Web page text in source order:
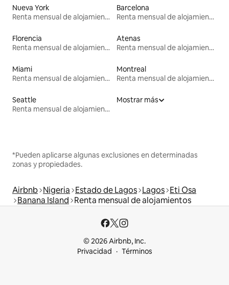
Nueva York
Renta mensual de alojamientos
Barcelona
Renta mensual de alojamientos
Florencia
Renta mensual de alojamientos
Atenas
Renta mensual de alojamientos
Miami
Renta mensual de alojamientos
Montreal
Renta mensual de alojamientos
Seattle
Renta mensual de alojamientos
Mostrar más
*Pueden aplicarse algunas exclusiones en determinadas
zonas y propiedades.
Airbnb Nigeria Estado de Lagos Lagos Eti Osa
Banana Island Renta mensual de alojamientos
© 2026 Airbnb, Inc.
Privacidad
Términos